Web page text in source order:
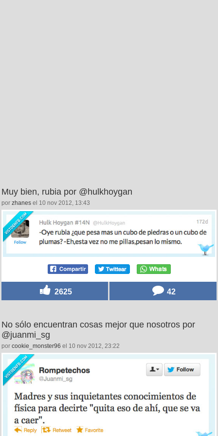
Muy bien, rubia por @hulkhoygan
por zhanes el 10 nov 2012, 13:43
2625 42
No sólo encuentran cosas mejor que nosotros por
@juanmi_sg
por cookie_monster96 el 10 nov 2012, 23:22